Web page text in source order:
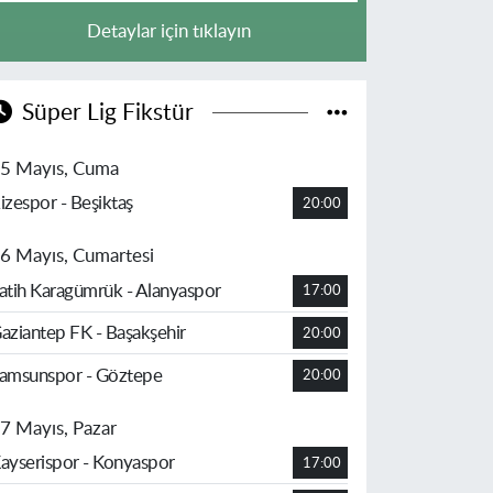
Detaylar için tıklayın
Süper Lig Fikstür
Mayıs, Cuma
- Beşiktaş
20:00
Mayıs, Cumartesi
Karagümrük - Alanyaspor
17:00
FK - Başakşehir 20:00
- Göztepe 20:00
Mayıs, Pazar
- Konyaspor
17:00